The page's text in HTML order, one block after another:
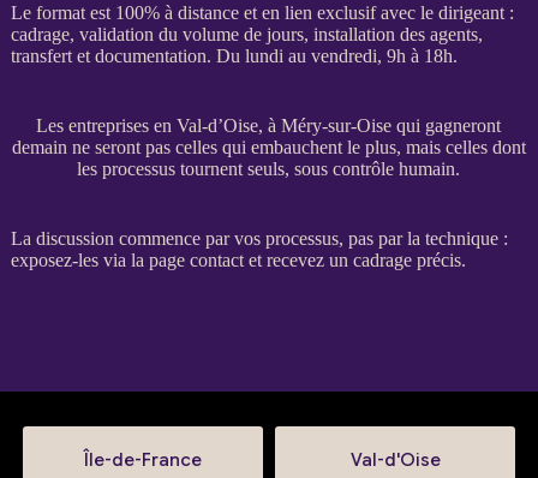
Le format est 100% à distance et en lien exclusif avec le dirigeant :
cadrage, validation du volume de jours, installation des agents,
transfertet documentation. Du lundi au vendredi, 9h à 18h.
Les entreprises en Val-d’Oise, à Méry-sur-Oise qui gagneront
demain ne seront pas celles qui embauchent le plus, mais celles dont
les processus tournent seuls, sous contrôle humain.
La discussion commence par vos processus, pas par la technique :
exposez-les via la page contactet recevez un cadrageprécis.
Île-de-France Val-d'Oise